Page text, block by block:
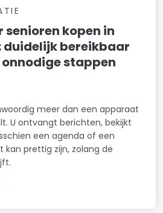
senioren kopen in
duidelijk bereikbaar
stappen
meer dan een apparaat
U ontvangt berichten, bekijkt
een agenda of een
kan prettig zijn, zolang de